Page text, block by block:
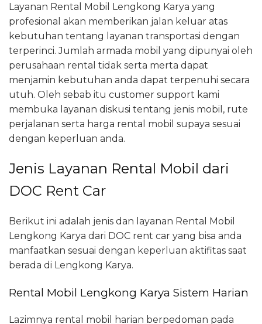
Layanan Rental Mobil Lengkong Karya yang
profesional akan memberikan jalan keluar atas
kebutuhan tentang layanan transportasi dengan
terperinci. Jumlah armada mobil yang dipunyai oleh
perusahaan rental tidak serta merta dapat
menjamin kebutuhan anda dapat terpenuhi secara
utuh. Oleh sebab itu customer support kami
membuka layanan diskusi tentang jenis mobil, rute
perjalanan serta harga rental mobil supaya sesuai
dengan keperluan anda.
Jenis Layanan Rental Mobil dari
DOC Rent Car
Berikut ini adalah jenis dan layanan Rental Mobil
Lengkong Karya dari DOC rent car yang bisa anda
manfaatkan sesuai dengan keperluan aktifitas saat
berada di Lengkong Karya.
Rental Mobil Lengkong Karya Sistem Harian
Lazimnya rental mobil harian berpedoman pada